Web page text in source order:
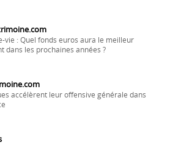
vie : Quel fonds euros aura le meilleur
dans les prochaines années ?
accélèrent leur offensive générale dans